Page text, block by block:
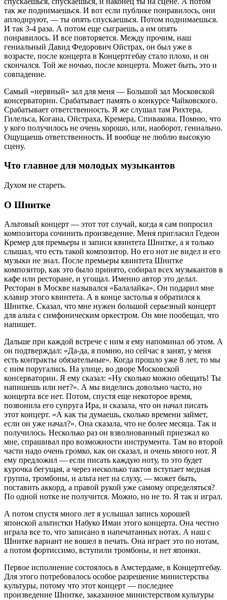
так же поднимаешься. И вот если публике понравилось, они
аплодируют, — ты опять спускаешься. Потом поднимаешься.
И так 3-4 раза. А потом еще сыграешь, а им опять
понравилось. И все повторяется. Между прочим, наш
гениальный Давид Федорович Ойстрах, он был уже в
возрасте, после концерта в Концертгебау стало плохо, и он
скончался. Той же ночью, после концерта. Может быть, это и
совпадение.
Самый «нервный» зал для меня — Большой зал Московской
консерватории. Срабатывает память о конкурсе Чайковского.
Срабатывает ответственность. Я же слушал там Рихтера,
Гилельса, Когана, Ойстраха, Кремера, Спивакова. Помню, что
у кого получилось не очень хорошо, или, наоборот, гениально.
Ощущаешь ответственность. И вообще не люблю высокую
сцену.
Что главное для молодых музыкантов
Духом не стареть.
О Шнитке
Альтовый концерт — этот тот случай, когда я сам попросил
композитора сочинить произведение. Меня пригласил Гедеон
Кремер для премьеры и записи квинтета Шнитке, а я только
слышал, что есть такой композитор. Но его нот не видел и его
музыки не знал. После премьеры квинтета Шнитке
композитор, как это было принято, собирал всех музыкантов в
кафе или ресторане, и угощал. Именно автор это делал.
Ресторан в Москве назывался «Балалайка». Он подарил мне
клавир этого квинтета. А в конце застолья я обратился к
Шнитке. Сказал, что мне нужен большой серьезный концерт
для альта с симфоническим оркестром. Он мне пообещал, что
напишет.
Дальше при каждой встрече с ним я ему напоминал об этом. А
он подтверждал: «Да-да, я помню, но сейчас я занят, у меня
есть контракты обязательные». Когда прошло уже 8 лет, то мы
с ним поругались. На улице, во дворе Московской
консерватории. Я ему сказал: «Ну сколько можно обещать! Ты
напишешь или нет?». А мы виделись довольно часто, но
концерта все нет. Потом, спустя еще некоторое время,
позвонила его супруга Ира, и сказала, что он начал писать
этот концерт. «А как ты думаешь, сколько времени займет,
если он уже начал?». Она сказала, что не более месяца. Так и
получилось. Несколько раз он взволнованный приезжал ко
мне, спрашивал про возможности инструмента. Там во второй
части надо очень громко, как он сказал, и очень много нот. Я
ему предложил — если писать каждую ноту, то это будет
курочка бегущая, а через несколько тактов вступает медная
группа, тромбоны, и альта нет на слуху, — может быть,
поставить аккорд, а правой рукой уже самому определяться?
По одной нотке не получится. Можно, но не то. Я так и играл.
А потом спустя много лет я услышал запись хорошей
японской альтистки Набуко Имаи этого концерта. Она честно
играла все то, что записано в напечатанных нотах. А наш с
Шнитке вариант не вошел в печать. Она играет это по нотам,
а потом фортиссимо, вступили тромбоны, и нет японки.
Первое исполнение состоялось в Амстердаме, в Концертгебау.
Для этого потребовалось особое разрешение министерства
культуры, потому что этот концерт — последнее
произведение Шнитке, заказанное министерством культуры